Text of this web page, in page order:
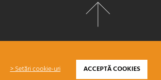
> Setări cookie-uri ACCEPTĂ COOKIES